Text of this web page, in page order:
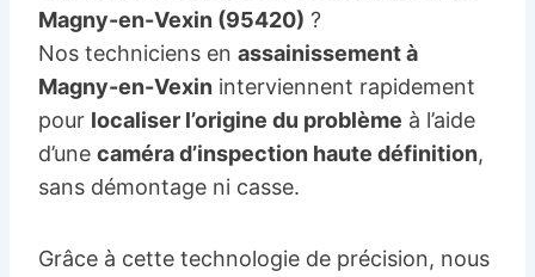
Magny-en-Vexin (95420) ?
Nos techniciens en assainissement à
Magny-en-Vexin interviennent rapidement
pour localiser l’origine du problème à l’aide
d’une caméra d’inspection haute définition,
sans démontage ni casse.
Grâce à cette technologie de précision, nous